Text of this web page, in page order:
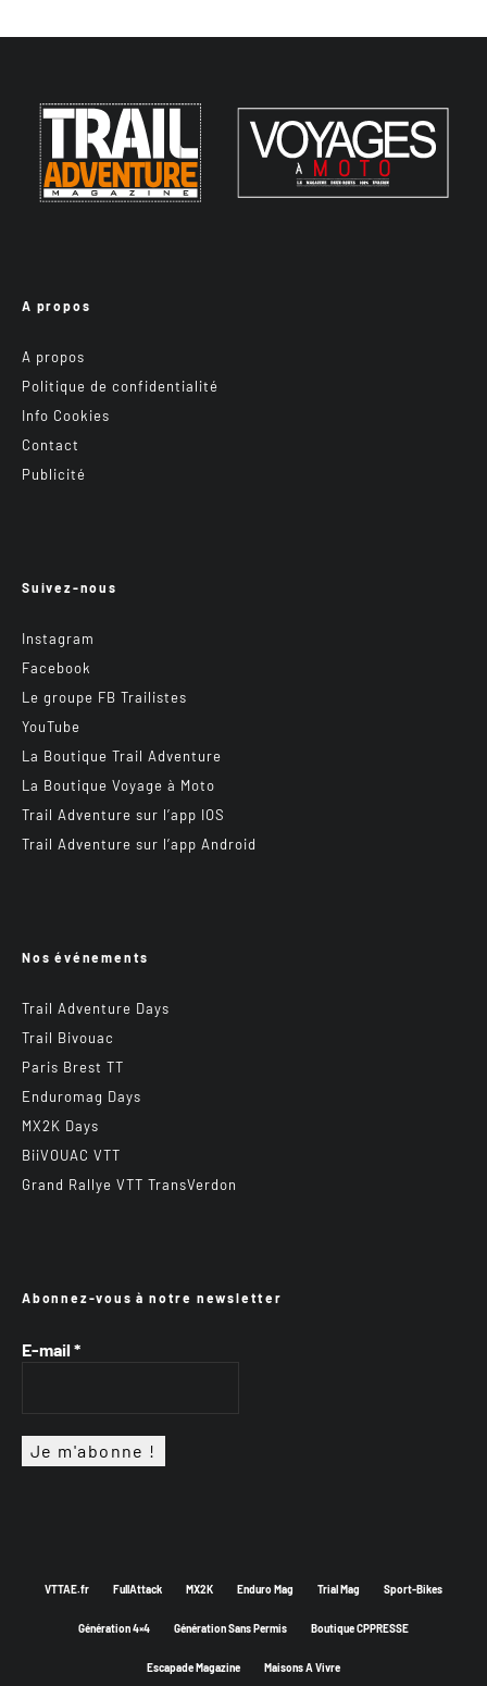
A propos
A propos
Politique de confidentialité
Info Cookies
Contact
Publicité
Suivez-nous
Instagram
Facebook
Le groupe FB Trailistes
YouTube
La Boutique Trail Adventure
La Boutique Voyage à Moto
Trail Adventure sur l’app IOS
Trail Adventure sur l’app Android
Nos événements
Trail Adventure Days
Trail Bivouac
Paris Brest TT
Enduromag Days
MX2K Days
BiiVOUAC VTT
Grand Rallye VTT TransVerdon
Abonnez-vous à notre newsletter
E-mail *
VTTAE.fr FullAttack MX2K Enduro Mag Trial Mag Sport-Bikes
Génération 4×4 Génération Sans Permis Boutique CPPRESSE
Escapade Magazine Maisons A Vivre